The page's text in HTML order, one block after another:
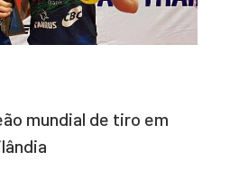
mundial de tiro em